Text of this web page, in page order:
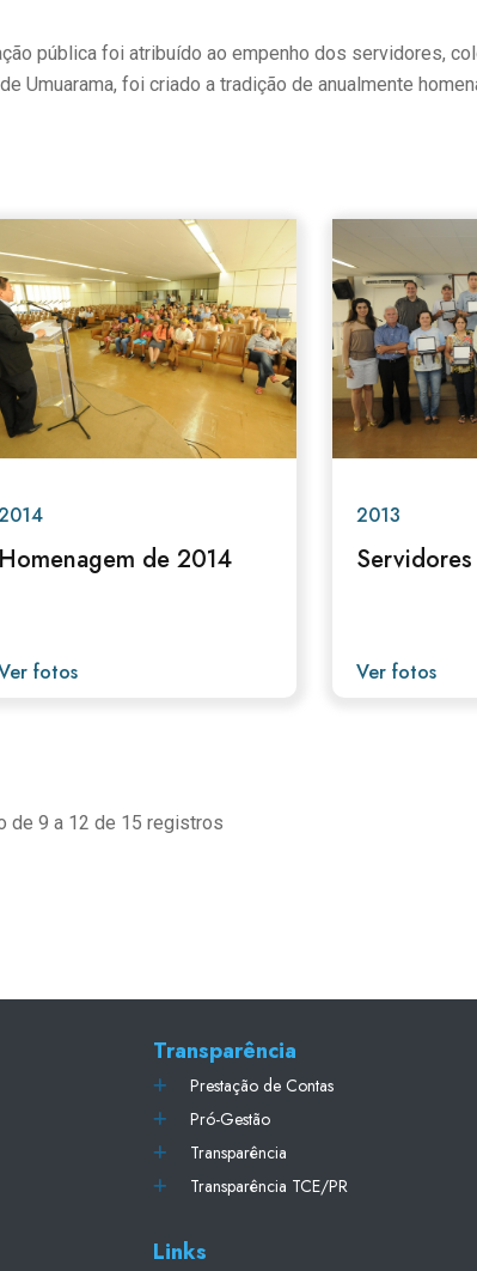
pública foi atribuído ao empenho dos servidores,
Umuarama, foi criado a tradição de anualmente
Homenagem de 2014
fotos
2013
Ver fotos
de 9 a 12 de 15 registros
Transparência
Prestação de Contas
Pró-Gestão
Transparência
Transparência TCE/PR
Links